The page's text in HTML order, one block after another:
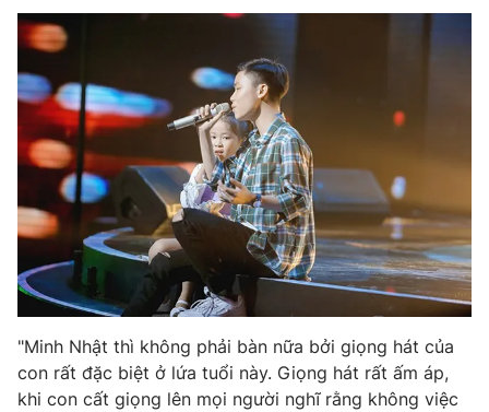
Chất lượng cuộc sống
Học trực tuyến
Hitech Công nghệ tương lai
Sản phẩm
Thị trường
Tư vấn
Giao lưu trực tuyến
Lịch phát sóng
Chuyên mục khác
Emagazine Podcast
Photo Infographic
Video Shorts video
"Minh Nhật thì không phải bàn nữa bởi giọng hát của
con rất đặc biệt ở lứa tuổi này. Giọng hát rất ấm áp,
khi con cất giọng lên mọi người nghĩ rằng không việc